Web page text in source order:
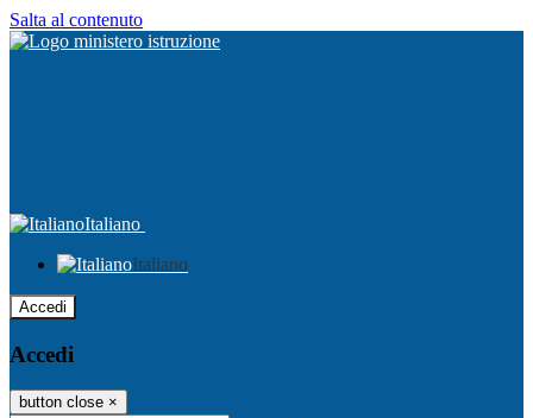
Salta al contenuto
Italiano
Italiano
Accedi
Accedi
button close ×